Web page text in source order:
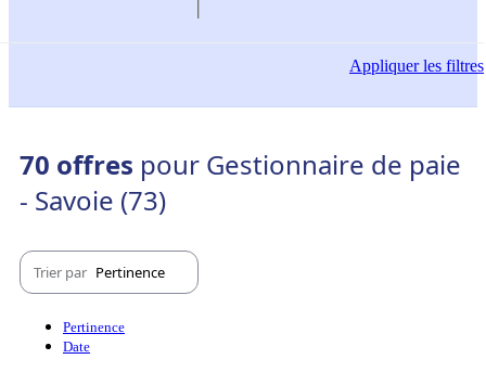
Appliquerles filtres
70 offres pour Gestionnaire de paie
- Savoie (73)
Trier par Pertinence
Pertinence
Date